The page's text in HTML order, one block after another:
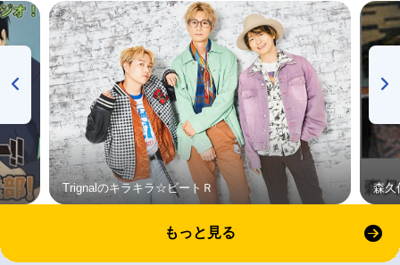
Trignalのキラキラ☆ビートＲ 森久
もっと見る